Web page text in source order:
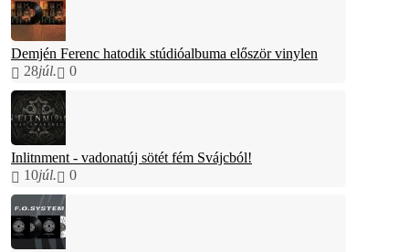
Demjén Ferenc hatodik stúdióalbuma először vinylen
28júl. 0
Inlitnment - vadonatúj sötét fém Svájcból!
10júl. 0